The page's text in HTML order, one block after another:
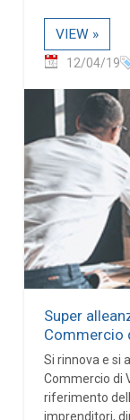
VIEW »
12/04/19
Super
Commercio
Si rinnova e si
Commercio di
riferimento
imprenditori,